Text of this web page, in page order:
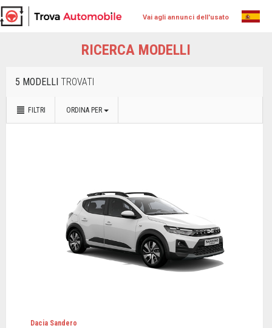
Vai agli annunci dell'usato
RICERCA MODELLI
5 MODELLI TROVATI
FILTRI ORDINA PER
Dacia Sandero